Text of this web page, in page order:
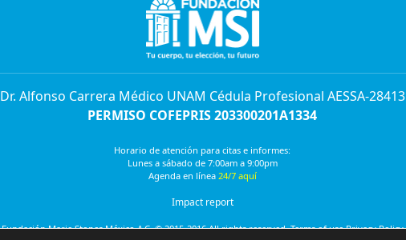
Dr. Alfonso Carrera Médico UNAM Cédula Profesional AESSA-28413
PERMISO COFEPRIS 203300201A1334
Horario de atención para citas e informes:
Lunes a sábado de 7:00am a 9:00pm
Agenda en línea 24/7 aquí
Impact report
Fundación Marie Stopes México A.C. © 2015-2016 All rights reserved. Terms of use Privacy Policy